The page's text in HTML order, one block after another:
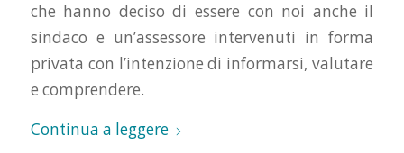
che hanno deciso di essere con noi anche il
sindaco e un’assessore intervenuti in forma
privata con l’intenzione di informarsi, valutare
e comprendere.
Continua a leggere